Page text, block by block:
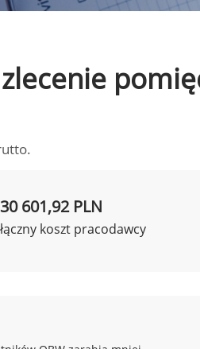
30 601,92 PLN
łączny koszt pracodawcy